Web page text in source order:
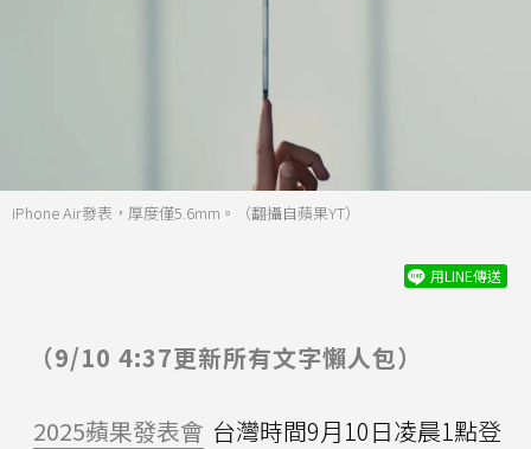
iPhone Air發表，厚度僅5.6mm。（翻攝自蘋果YT）
用LINE傳送
（9/10 4:37更新所有文字懶人包）
2025蘋果發表會 台灣時間9月10日凌晨1點登